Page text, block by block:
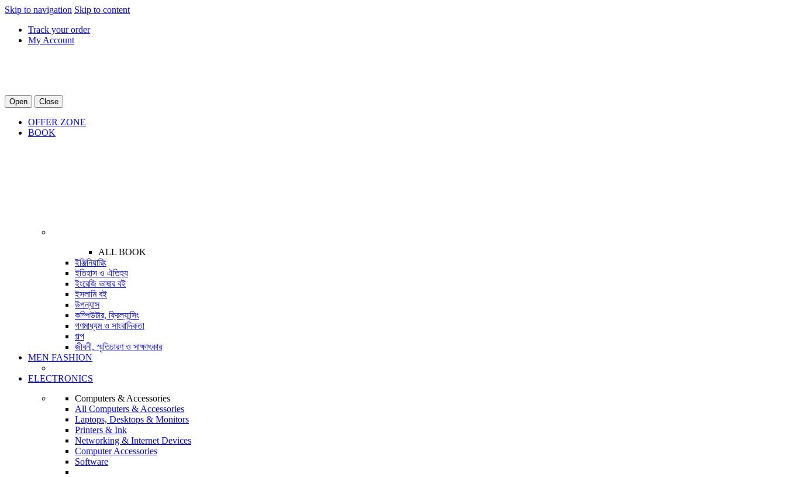
Skip to navigation Skip to content
Track your order
My Account
Open Close
OFFER ZONE
BOOK
ALL BOOK
ইঞ্জিনিয়ারিং
ইতিহাস ও ঐতিহ্য
ইংরেজি ভাষার বই
ইসলামি বই
উপন্যাস
কম্পিউটার, ফ্রিল্যান্সিং
গণমাধ্যম ও সাংবাদিকতা
গল্প
জীবনী, স্মৃতিচারণ ও সাক্ষাৎকার
MEN FASHION
ELECTRONICS
Computers & Accessories
All Computers & Accessories
Laptops, Desktops & Monitors
Printers & Ink
Networking & Internet Devices
Computer Accessories
Software